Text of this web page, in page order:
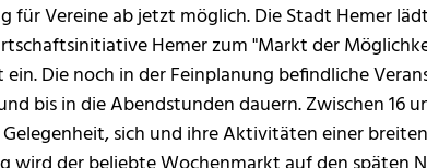
für Vereine ab jetzt möglich. Die Stadt Hemer
Hemer zum "Markt der
ein. Die noch in der Feinplanung befindliche
bis in die Abendstunden dauern. Zwischen 16
sich und ihre Aktivitäten einer